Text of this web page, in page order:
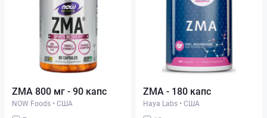
ZMA 800 мг - 90 капс
NOW Foods • США
ZMA - 180 капс
Haya Labs • США